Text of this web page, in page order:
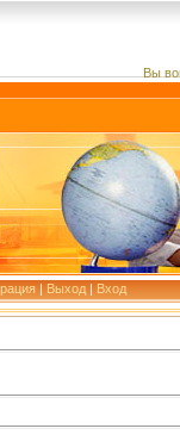
Вы
| Выход | Вход